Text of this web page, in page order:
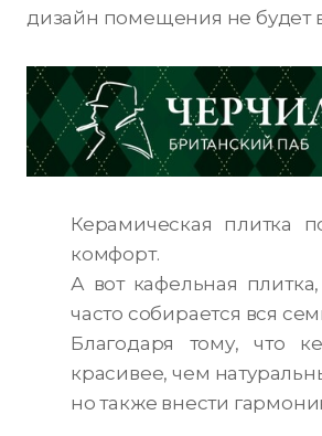
дизайн помещения не будет
Керамическая плитка
комфорт.
А вот кафельная
часто собирается вся
Благодаря тому, что
красивее, чем
но также внести